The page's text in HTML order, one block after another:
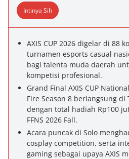
Intinya Sih
AXIS CUP 2026 digelar di 88
turnamen esports casual
bagi talenta muda daerah
kompetisi profesional.
Grand Final AXIS CUP
Fire Season 8 berlangsung di
dengan total hadiah Rp100
FFNS 2026 Fall.
Acara puncak di Solo
cosplay competition, serta
gaming sebagai upaya AXIS